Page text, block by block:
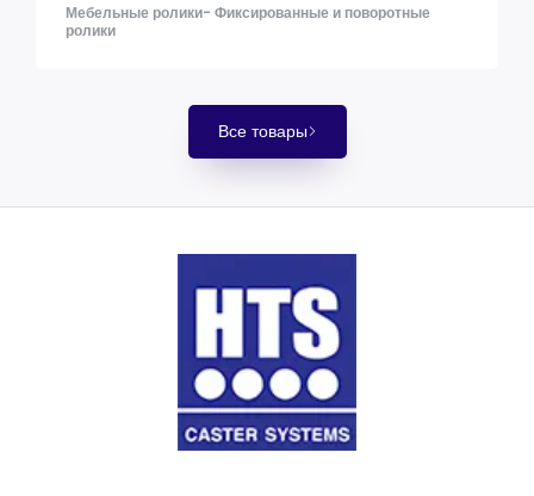
Мебельные ролики- Фиксированные и поворотные
ролики
Все товары